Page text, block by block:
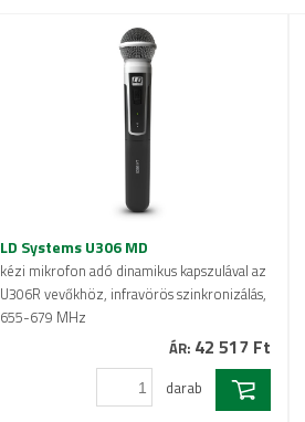
LD Systems U306 MD
kézi mikrofon adó dinamikus kapszulával az
U306R vevőkhöz, infravörös szinkronizálás,
655-679 MHz
ÁR: 42 517 Ft
darab